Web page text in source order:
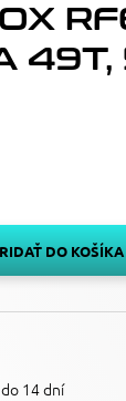
DO KOŠÍKA
14 dní